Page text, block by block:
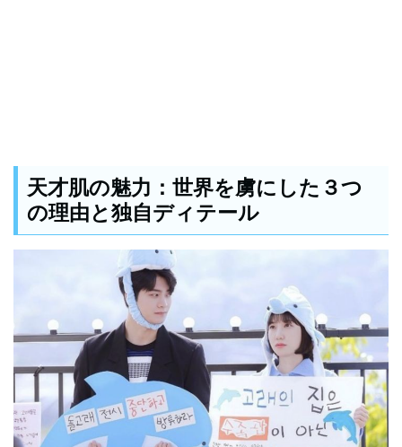
天才肌の魅力：世界を虜にした３つ
の理由と独自ディテール